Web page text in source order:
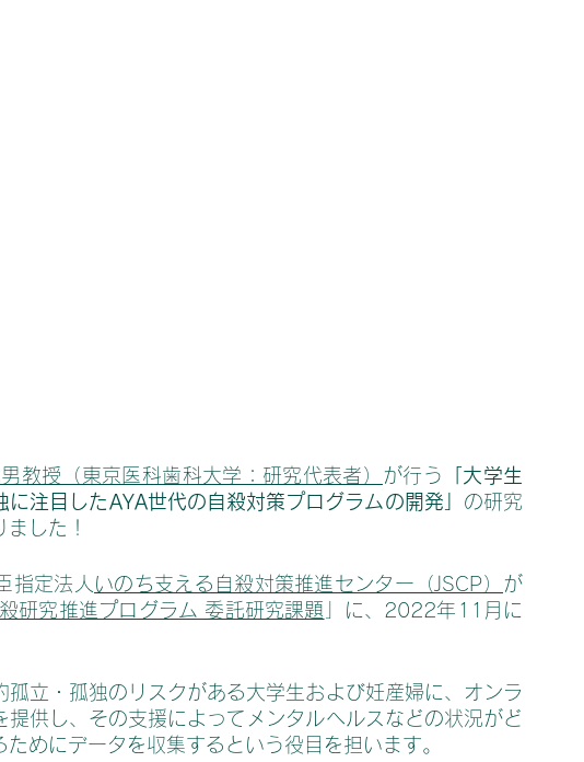
教授（東京医科歯科大学：研究代表者） が行う
「大学生
注目したAYA世代の自殺対策プログラムの開発」 の研究
した！
指定法人 いのち支える自殺対策推進センター（JSCP） が
研究推進プログラム 委託研究課題 」に、2022年11月に
立・孤独のリスクがある大学生および妊産婦に、オンラ
供し、その支援によってメンタルヘルスなどの状況がど
めにデータを収集するという役目を担います。